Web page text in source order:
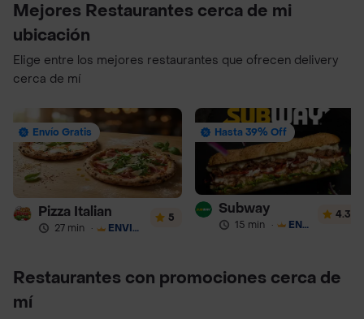
Mejores Restaurantes cerca de mi
ubicación
Elige entre los mejores restaurantes que ofrecen delivery
cerca de mí
Envío Gratis
Pizza Italian
27 min · ENVÍO GRATIS
5
Hasta 39% Off
Subway
15 min · ENVÍO GRATIS
4.3
Restaurantes con promociones cerca de
mí